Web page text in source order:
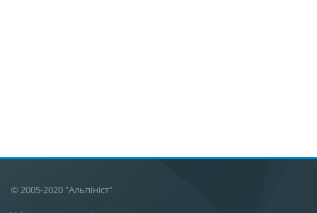
© 2005-2020 "Альпініст"